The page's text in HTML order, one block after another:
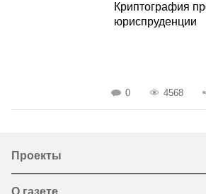
Криптография
юриспруденции
0 4568
Проекты